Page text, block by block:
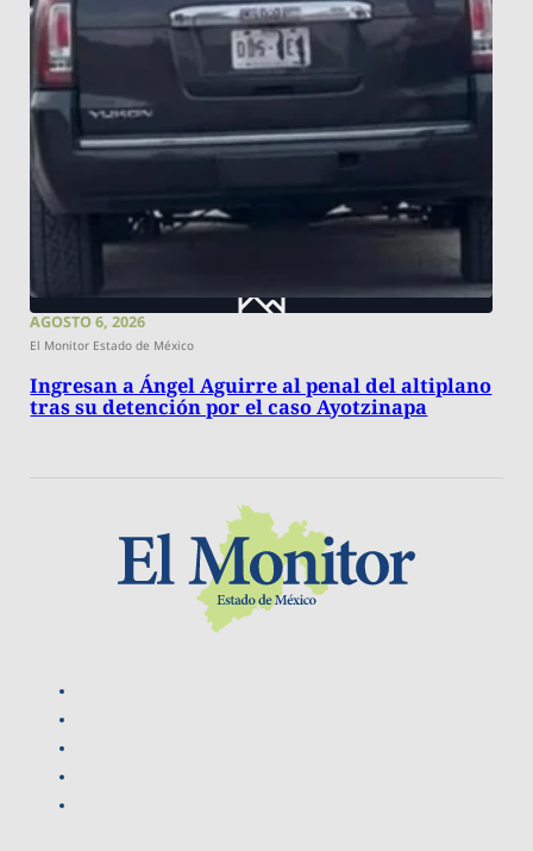
AGOSTO 6, 2026
El Monitor Estado de México
Ingresan a Ángel Aguirre al penal del altiplano
tras su detención por el caso Ayotzinapa